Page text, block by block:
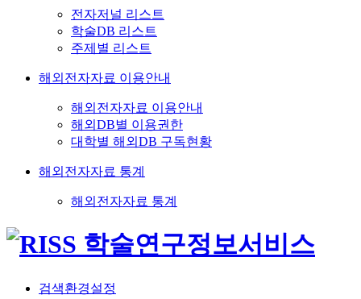
전자저널 리스트
학술DB 리스트
주제별 리스트
해외전자자료 이용안내
해외전자자료 이용안내
해외DB별 이용권한
대학별 해외DB 구독현황
해외전자자료 통계
해외전자자료 통계
검색환경설정